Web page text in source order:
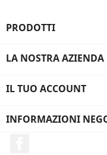
PRODOTTI
LA NOSTRA AZIENDA
IL TUO ACCOUNT
INFORMAZIONI